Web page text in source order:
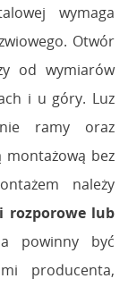
wymaga
Otwór
od wymiarów
i u góry. Luz
ramy oraz
montażową bez
należy
rozporowe lub
powinny być
producenta,